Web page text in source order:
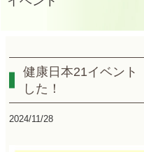
健康日本21イベン
した！
2024/11/28